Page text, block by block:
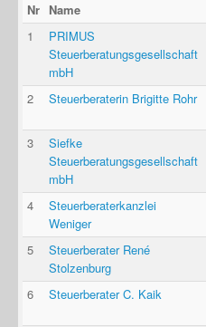
Nr Name
1
PRIMUS
Steuerberatungsgesellschaft
mbH
2 Steuerberaterin Brigitte Rohr
3
Siefke
Steuerberatungsgesellschaft
mbH
4
Steuerberaterkanzlei
Weniger
5
Steuerberater René
Stolzenburg
6 Steuerberater C. Kaik